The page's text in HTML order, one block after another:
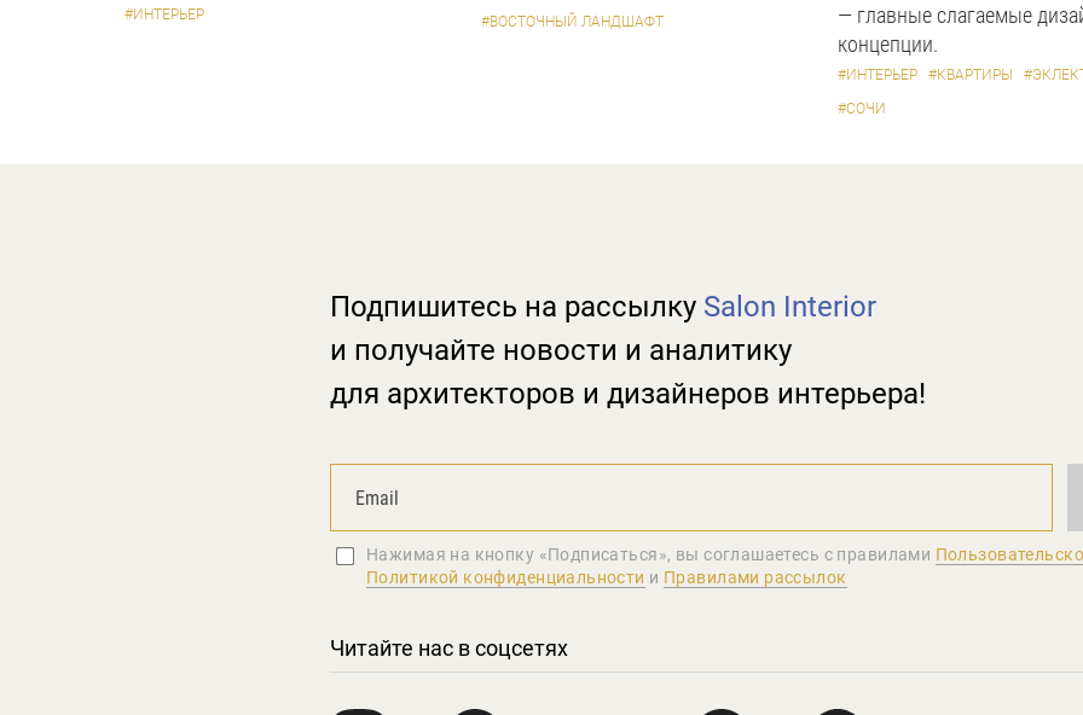
#ИНТЕРЬЕР
#ВОСТОЧНЫЙ ЛАНДШАФТ
— главные слагаемые
концепции.
#ИНТЕРЬЕР #КВАРТИРЫ
#СОЧИ
Подпишитесь на рассылку Salon Interior
и получайте новости и аналитику
для архитекторов и дизайнеров интерьера!
Нажимая на кнопку «Подписаться», вы соглашаетеcь с правилами
Политикой конфиденциальности и Правилами рассылок
Читайте нас в соцсетях